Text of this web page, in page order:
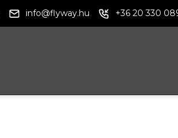
info@flyway.hu +36 20 330